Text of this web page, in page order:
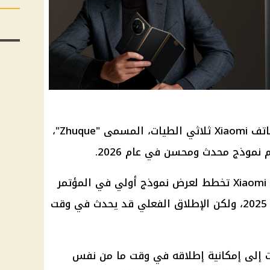
ومن المتوقع أن يتم الكشف عن هاتف Xiaomi ثلاثي الطيات، المسمى "Zhuque"،
تشير بعض التكهنات إلى أن شركة Xiaomi تخطط لعرض نموذج أولي في المؤتمر
العالمي للجوال (MWC) في فبراير 2025، ولكن الإطلاق الفعلي قد يحدث في وقت
إلى إمكانية إطلاقه في وقت ما من نفس